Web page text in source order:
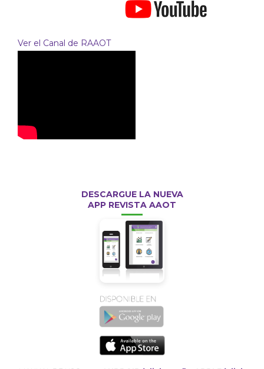
Ver el Canal de RAAOT
DESCARGUE LA NUEVA
APP REVISTA AAOT